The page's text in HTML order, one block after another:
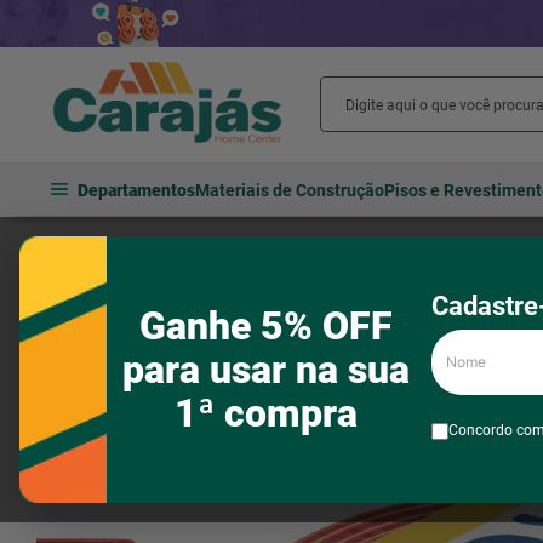
DepartamentosMateriais de ConstruçãoPisos e
Ganhe 5% OFF
para usar na sua
1ª compra
Nome
Concordo
Materiais elétricos